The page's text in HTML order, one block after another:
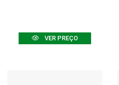
VER PREÇO